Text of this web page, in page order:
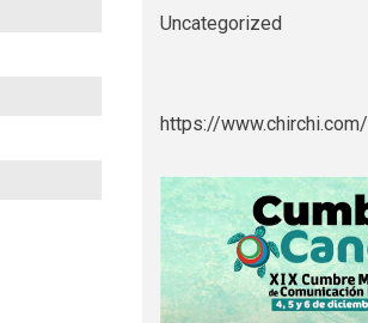
Uncategorized
https://www.chirchi.com/